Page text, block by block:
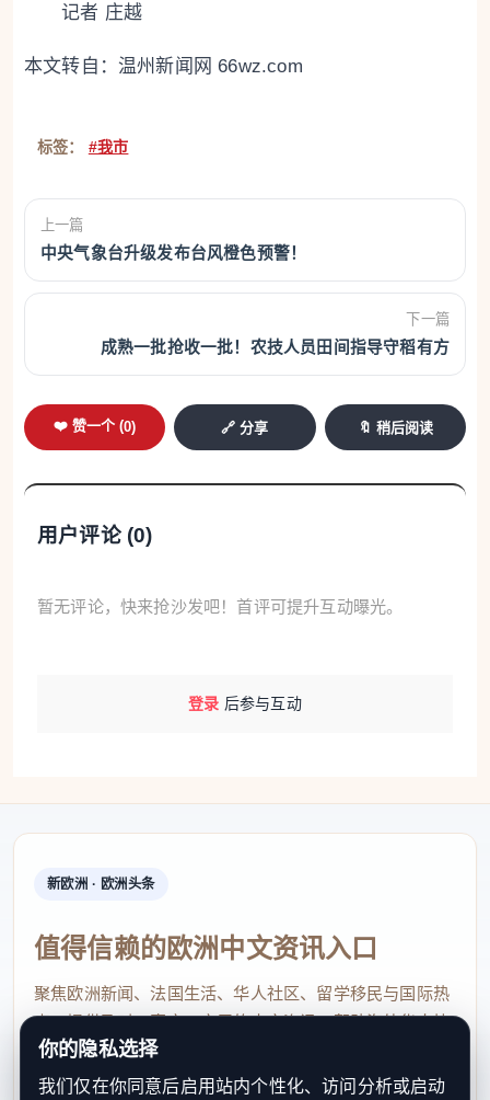
记者 庄越
本文转自： 温州新闻网 66wz.com
标签： #我市
上一篇
中央气象台升级发布台风橙色预警！
下一篇
成熟一批抢收一批！农技人员田间指导守稻有方
❤️ 赞一个 (0) 🔗 分享 🔖 稍后阅读
用户评论 (0)
暂无评论，快来抢沙发吧！首评可提升互动曝光。
登录 后参与互动
新欧洲 · 欧洲头条
值得信赖的欧洲中文资讯入口
聚焦欧洲新闻、法国生活、华人社区、留学移民与国际热
点，提供及时、真实、实用的中文资讯，帮助海外华人快
速了解欧洲动态。
你的隐私选择
我们仅在你同意后启用站内个性化、访问分析或启动